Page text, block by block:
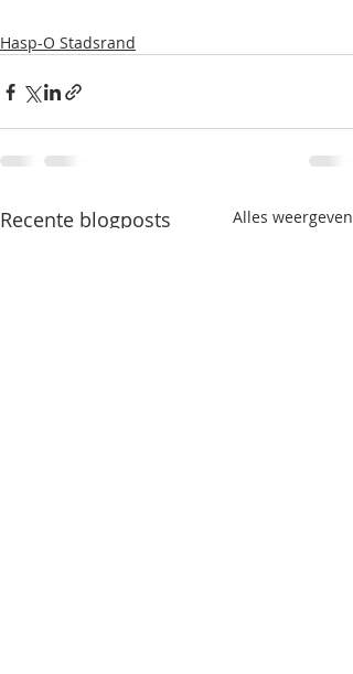
Hasp-O Stadsrand
Recente blogposts Alles weergeven